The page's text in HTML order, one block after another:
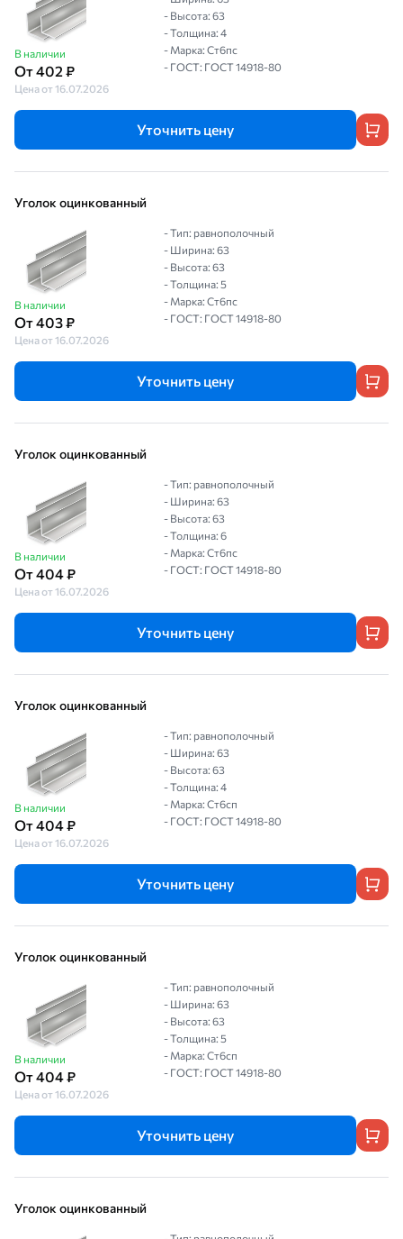
В наличии
От 402 ₽
Цена от 16.07.2026
- Высота: 63
- Толщина: 4
- Марка: Ст6пс
- ГОСТ: ГОСТ 14918-80
Уточнить цену
Уголок оцинкованный
В наличии
От 403 ₽
Цена от 16.07.2026
- Тип: равнополочный
- Ширина: 63
- Высота: 63
- Толщина: 5
- Марка: Ст6пс
- ГОСТ: ГОСТ 14918-80
Уточнить цену
Уголок оцинкованный
В наличии
От 404 ₽
Цена от 16.07.2026
- Тип: равнополочный
- Ширина: 63
- Высота: 63
- Толщина: 6
- Марка: Ст6пс
- ГОСТ: ГОСТ 14918-80
Уточнить цену
Уголок оцинкованный
В наличии
От 404 ₽
Цена от 16.07.2026
- Тип: равнополочный
- Ширина: 63
- Высота: 63
- Толщина: 4
- Марка: Ст6сп
- ГОСТ: ГОСТ 14918-80
Уточнить цену
Уголок оцинкованный
В наличии
От 404 ₽
Цена от 16.07.2026
- Тип: равнополочный
- Ширина: 63
- Высота: 63
- Толщина: 5
- Марка: Ст6сп
- ГОСТ: ГОСТ 14918-80
Уточнить цену
Уголок оцинкованный